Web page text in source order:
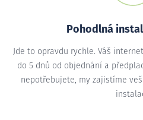
Pohodlná
Jde to opravdu rychle. Váš
do 5 dnů od objednání a
nepotřebujete, my zajistíme